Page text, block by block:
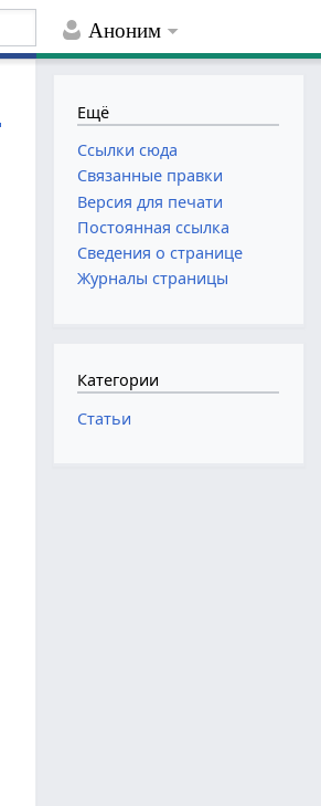
Аноним
Ещё
Ссылки сюда
Связанные правки
Версия для печати
Постоянная ссылка
Сведения о странице
Журналы страницы
Категории
Статьи